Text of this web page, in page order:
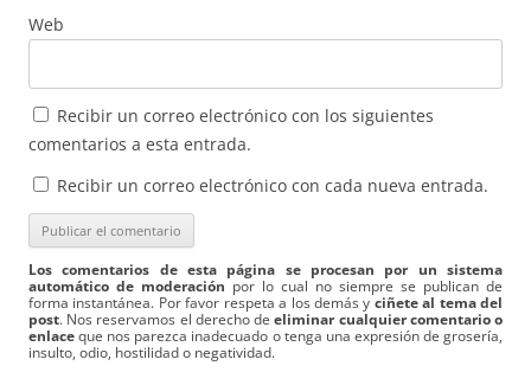
Web
Recibir un correo electrónico con los siguientes
comentarios a esta entrada.
Recibir un correo electrónico con cada nueva entrada.
Los comentarios de esta página se procesan por un sistema
automático de moderación por lo cual no siempre se publican de
forma instantánea. Por favor respeta a los demás y ciñete al tema del
post. Nos reservamos el derecho deeliminar cualquier comentario o
enlace que nos parezca inadecuado o tenga una expresión de grosería,
insulto, odio, hostilidad o negatividad.